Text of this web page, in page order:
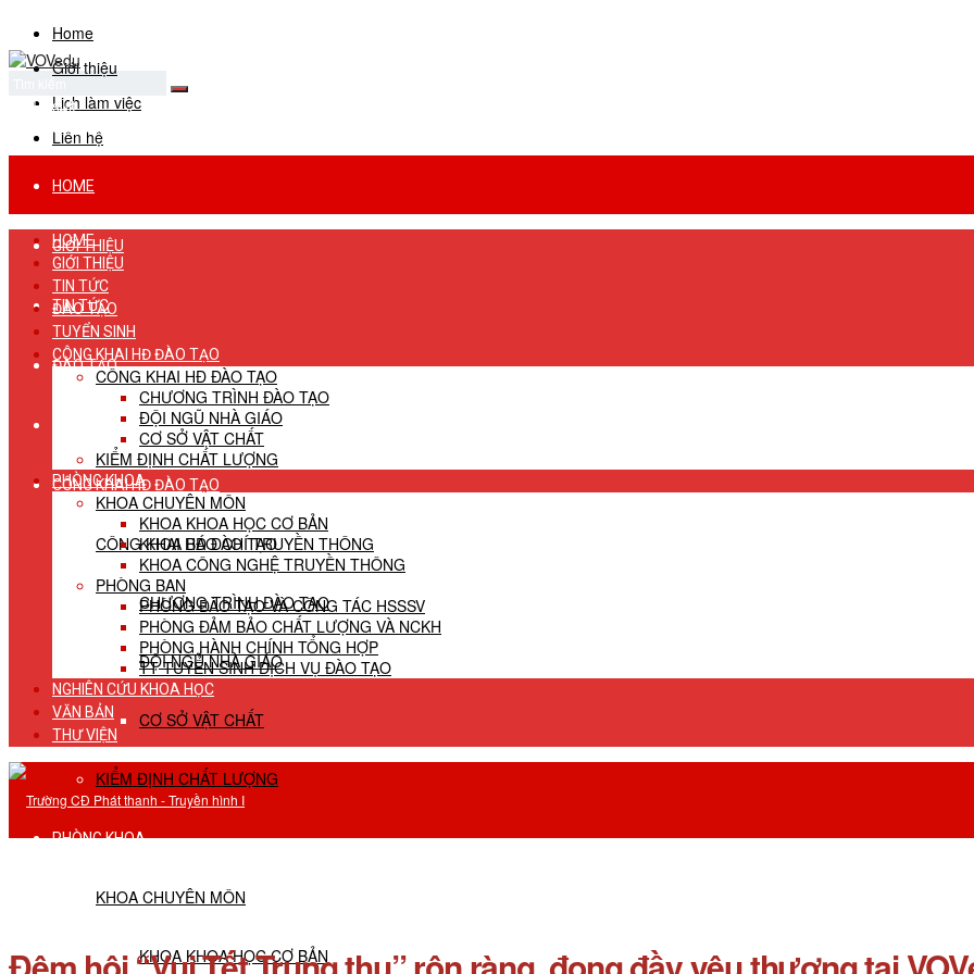
Home
Giới thiệu
Lịch làm việc
Liên hệ
No Result
View All Result
HOME
GIỚI THIỆU
TIN TỨC
ĐÀO TẠO
TUYỂN SINH
CÔNG KHAI HĐ ĐÀO TẠO
CÔNG KHAI HĐ ĐÀO TẠO
CHƯƠNG TRÌNH ĐÀO TẠO
ĐỘI NGŨ NHÀ GIÁO
CƠ SỞ VẬT CHẤT
KIỂM ĐỊNH CHẤT LƯỢNG
PHÒNG KHOA
KHOA CHUYÊN MÔN
KHOA KHOA HỌC CƠ BẢN
HOME
GIỚI THIỆU
TIN TỨC
ĐÀO TẠO
TUYỂN SINH
CÔNG KHAI HĐ ĐÀO TẠO
CÔNG KHAI HĐ ĐÀO TẠO
CHƯƠNG TRÌNH ĐÀO TẠO
ĐỘI NGŨ NHÀ GIÁO
CƠ SỞ VẬT CHẤT
KIỂM ĐỊNH CHẤT LƯỢNG
PHÒNG KHOA
KHOA CHUYÊN MÔN
KHOA KHOA HỌC CƠ BẢN
KHOA BÁO CHÍ TRUYỀN THÔNG
KHOA CÔNG NGHỆ TRUYỀN THÔNG
PHÒNG BAN
PHÒNG ĐÀO TẠO VÀ CÔNG TÁC HSSSV
PHÒNG ĐẢM BẢO CHẤT LƯỢNG VÀ NCKH
PHÒNG HÀNH CHÍNH TỔNG HỢP
TT TUYỂN SINH DỊCH VỤ ĐÀO TẠO
NGHIÊN CỨU KHOA HỌC
VĂN BẢN
THƯ VIỆN